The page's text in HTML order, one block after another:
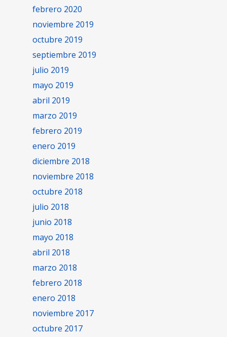
febrero 2020
noviembre 2019
octubre 2019
septiembre 2019
julio 2019
mayo 2019
abril 2019
marzo 2019
febrero 2019
enero 2019
diciembre 2018
noviembre 2018
octubre 2018
julio 2018
junio 2018
mayo 2018
abril 2018
marzo 2018
febrero 2018
enero 2018
noviembre 2017
octubre 2017